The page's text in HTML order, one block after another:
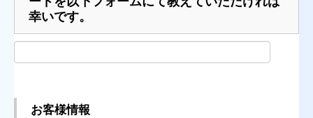
幸いです。
お客様情報